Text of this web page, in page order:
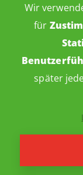
© 2026
Wir
für
später